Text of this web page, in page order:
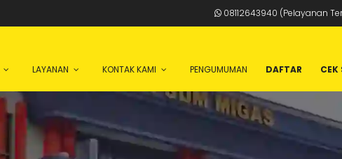
08112643940 (Pelayanan
LAYANAN KONTAK KAMI PENGUMUMAN DAFTAR CEK